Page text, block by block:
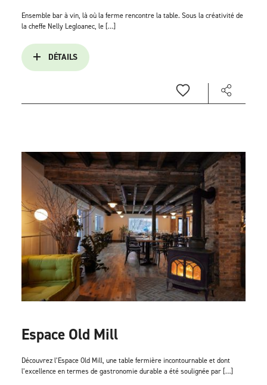
Ensemble bar à vin, là où la ferme rencontre la table. Sous la créativité de
la cheffe Nelly Legloanec, le […]
DÉTAILS
Espace Old Mill
Découvrez l’Espace Old Mill, une table fermière incontournable et dont
l’excellence en termes de gastronomie durable a été soulignée par […]